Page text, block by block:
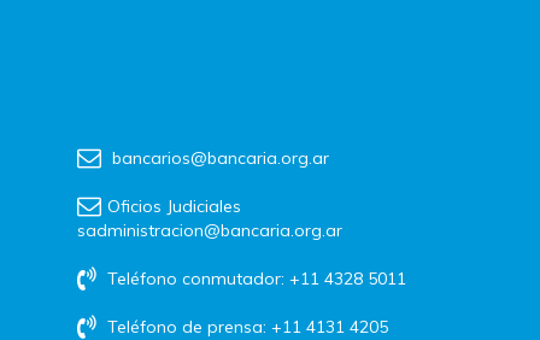
bancarios@bancaria.org.ar
Oficios Judiciales
sadministracion@bancaria.org.ar
Teléfono conmutador: +11 4328 5011
Teléfono de prensa: +11 4131 4205